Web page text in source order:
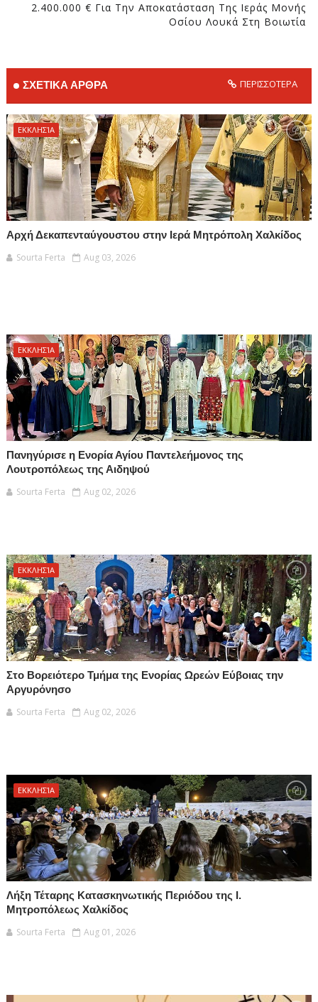
2.400.000 € Για Την Αποκατάσταση Της Ιεράς Μονής
Οσίου Λουκά Στη Βοιωτία
ΣΧΕΤΙΚΑ ΑΡΘΡΑ ΠΕΡΙΣΣΟΤΕΡΑ
ΕΚΚΛΗΣΊΑ
Αρχή Δεκαπενταύγουστου στην Ιερά Μητρόπολη Χαλκίδος
Sourta Ferta
Aug 03, 2026
ΕΚΚΛΗΣΊΑ
Πανηγύρισε η Ενορία Αγίου Παντελεήμονος της
Λουτροπόλεως της Αιδηψού
Sourta Ferta
Aug 02, 2026
ΕΚΚΛΗΣΊΑ
Στο Βορειότερο Τμήμα της Ενορίας Ωρεών Εύβοιας την
Αργυρόνησο
Sourta Ferta
Aug 02, 2026
ΕΚΚΛΗΣΊΑ
Λήξη Τέταρης Κατασκηνωτικής Περιόδου της Ι.
Μητροπόλεως Χαλκίδος
Sourta Ferta
Aug 01, 2026